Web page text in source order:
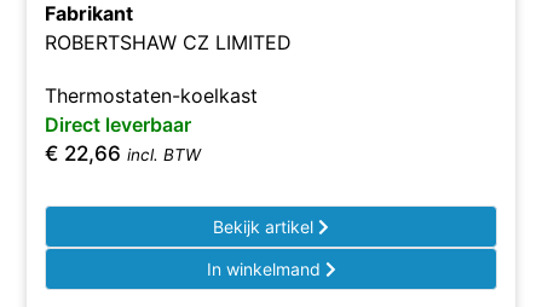
Fabrikant
ROBERTSHAW CZ LIMITED
Thermostaten-koelkast
Direct leverbaar
€ 22,66 incl. BTW
Bekijk artikel
In winkelmand